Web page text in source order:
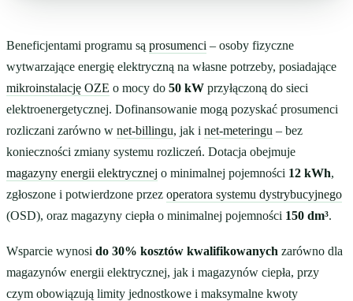
Beneficjentami programu są prosumenci – osoby fizyczne
wytwarzające energię elektryczną na własne potrzeby, posiadające
mikroinstalację OZE o mocy do 50 kW przyłączoną do sieci
elektroenergetycznej. Dofinansowanie mogą pozyskać prosumenci
rozliczani zarówno w net-billingu, jak i net-meteringu – bez
konieczności zmiany systemu rozliczeń. Dotacja obejmuje
magazyny energii elektrycznej o minimalnej pojemności 12 kWh,
zgłoszone i potwierdzone przez operatora systemu dystrybucyjnego
(OSD), oraz magazyny ciepła o minimalnej pojemności 150 dm³.
Wsparcie wynosi do 30% kosztów kwalifikowanych zarówno dla
magazynów energii elektrycznej, jak i magazynów ciepła, przy
czym obowiązują limity jednostkowe i maksymalne kwoty